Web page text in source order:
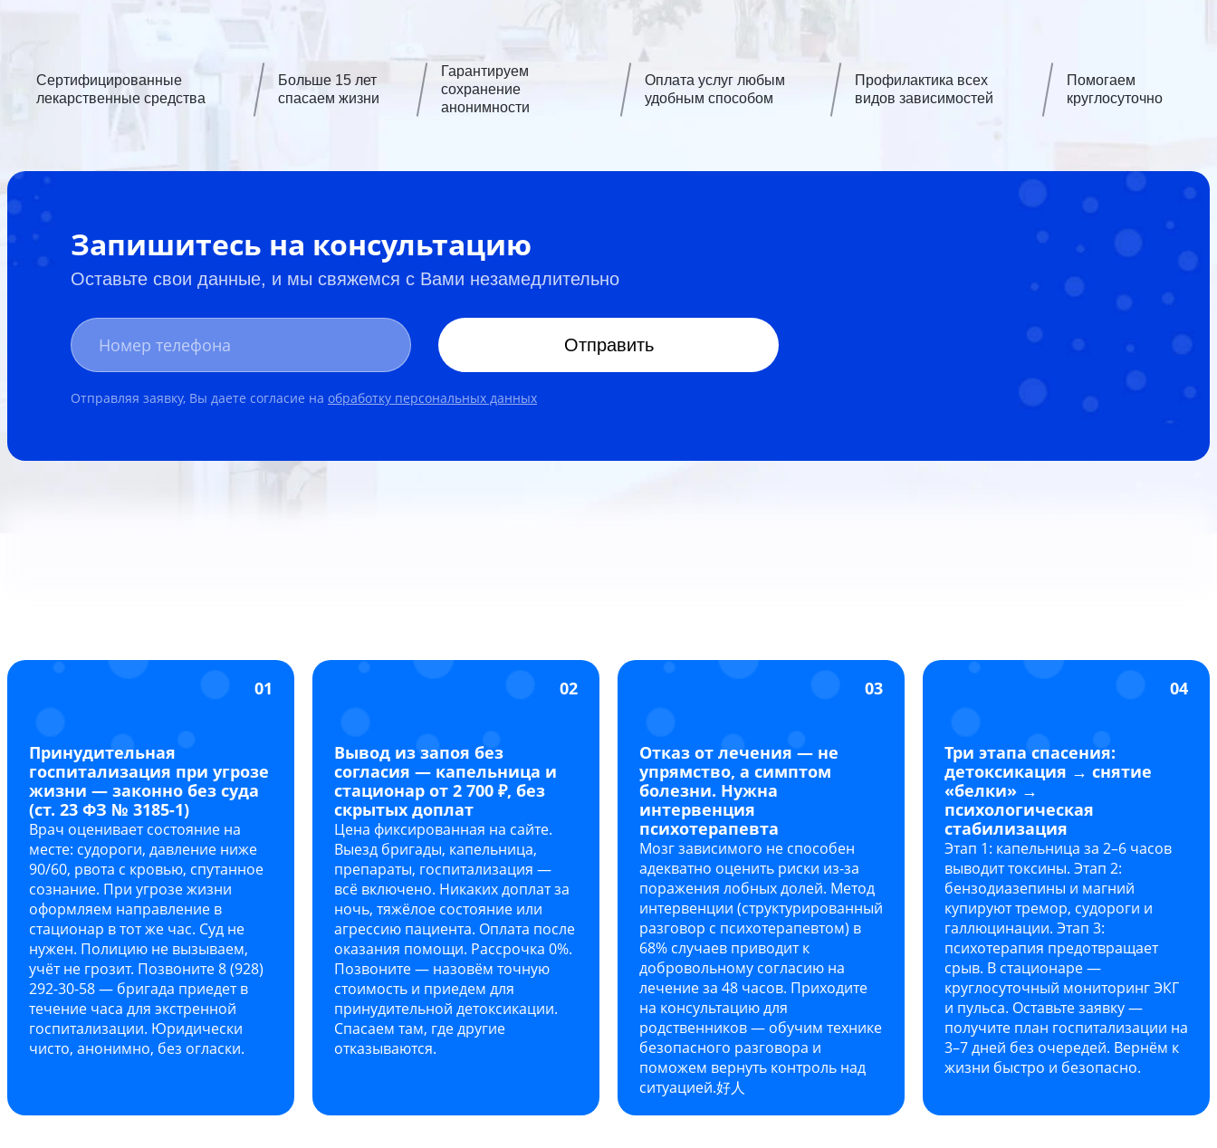
Сертифицированные
лекарственные средства
Больше 15 лет
спасаем жизни
Гарантируем
сохранение
анонимности
Оплата услуг любым
удобным способом
Профилактика всех
видов зависимостей
Помогаем
круглосуточно
Запишитесь на консультацию
Оставьте свои данные, и мы свяжемся с Вами незамедлительно
Отправить
Отправляя заявку, Вы даете согласие на обработку персональных данных
01
Принудительная
госпитализация при угрозе
жизни — законно без суда
(ст. 23 ФЗ № 3185-1)
Врач оценивает состояние на
месте: судороги, давление ниже
90/60, рвота с кровью, спутанное
сознание. При угрозе жизни
оформляем направление в
стационар в тот же час. Суд не
нужен. Полицию не вызываем,
учёт не грозит. Позвоните 8 (928)
292-30-58 — бригада приедет в
течение часа для экстренной
госпитализации. Юридически
чисто, анонимно, без огласки.
02
Вывод из запоя без
согласия — капельница и
стационар от 2 700 ₽, без
скрытых доплат
Цена фиксированная на сайте.
Выезд бригады, капельница,
препараты, госпитализация —
всё включено. Никаких доплат за
ночь, тяжёлое состояние или
агрессию пациента. Оплата после
оказания помощи. Рассрочка 0%.
Позвоните — назовём точную
стоимость и приедем для
принудительной детоксикации.
Спасаем там, где другие
отказываются.
03
Отказ от лечения — не
упрямство, а симптом
болезни. Нужна
интервенция
психотерапевта
Мозг зависимого не способен
адекватно оценить риски из-за
поражения лобных долей. Метод
интервенции (структурированный
разговор с психотерапевтом) в
68% случаев приводит к
добровольному согласию на
лечение за 48 часов. Приходите
на консультацию для
родственников — обучим технике
безопасного разговора и
поможем вернуть контроль над
ситуацией.好人
04
Три этапа спасения:
детоксикация → снятие
«белки» →
психологическая
стабилизация
Этап 1: капельница за 2–6 часов
выводит токсины. Этап 2:
бензодиазепины и магний
купируют тремор, судороги и
галлюцинации. Этап 3:
психотерапия предотвращает
срыв. В стационаре —
круглосуточный мониторинг ЭКГ
и пульса. Оставьте заявку —
получите план госпитализации на
3–7 дней без очередей. Вернём к
жизни быстро и безопасно.